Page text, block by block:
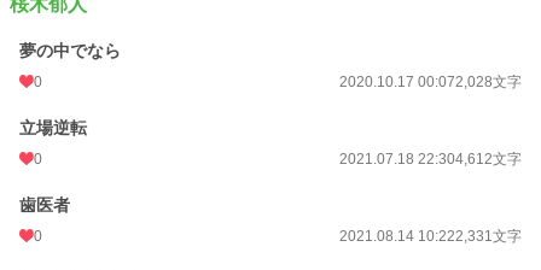
夢の中でなら
0 2020.10.17 00:072,028文字
立場逆転
0 2021.07.18 22:304,612文字
歯医者
0 2021.08.14 10:222,331文字